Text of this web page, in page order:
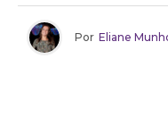
Por Eliane